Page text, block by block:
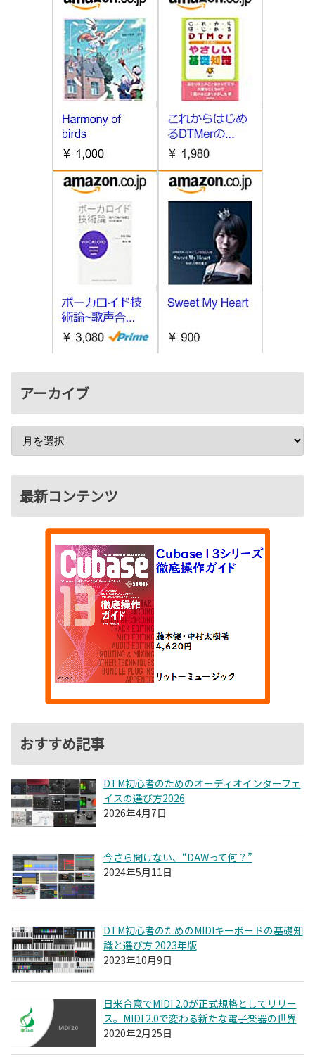
アーカイブ
最新コンテンツ
おすすめ記事
DTM初心者のためのオーディオインターフェ
イスの選び方2026
2026年4月7日
今さら聞けない、“DAWって何？”
2024年5月11日
DTM初心者のためのMIDIキーボードの基礎知
識と選び方 2023年版
2023年10月9日
日米合意でMIDI 2.0が正式規格としてリリー
ス。MIDI 2.0で変わる新たな電子楽器の世界
2020年2月25日